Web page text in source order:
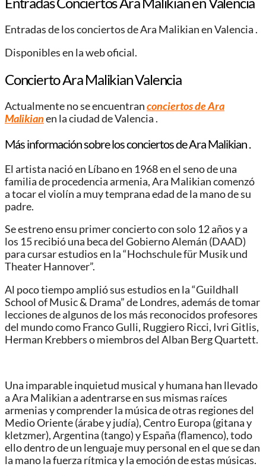
Entradas de los conciertos de Ara Malikian en Valencia .
Disponibles en la web oficial.
Concierto Ara Malikian Valencia
Actualmente no se encuentranconciertos de Ara
Malikianen la ciudad de Valencia .
Más información sobre los conciertos de Ara Malikian .
El artista nació en Líbano en 1968 en el seno de una
familia de procedencia armenia, Ara Malikian comenzó
a tocar el violín a muy temprana edad de la mano de su
padre.
Se estreno ensu primer concierto con solo 12 años y a
los 15 recibió una beca del Gobierno Alemán (DAAD)
para cursar estudios en la “Hochschule für Musik und
Theater Hannover”.
Al poco tiempo amplió sus estudios en la “Guildhall
School of Music & Drama” de Londres, además de tomar
lecciones de algunos de los más reconocidos profesores
del mundo como Franco Gulli, Ruggiero Ricci, Ivri Gitlis,
Herman Krebbers o miembros del Alban Berg Quartett.
Una imparable inquietud musical y humana han llevado
a Ara Malikian a adentrarse en sus mismas raíces
armenias y comprender la música de otras regiones del
Medio Oriente (árabe y judía), Centro Europa (gitana y
kletzmer), Argentina (tango) y España (flamenco), todo
ello dentro de un lenguaje muy personal en el que se dan
la mano la fuerza rítmica y la emoción de estas músicas.